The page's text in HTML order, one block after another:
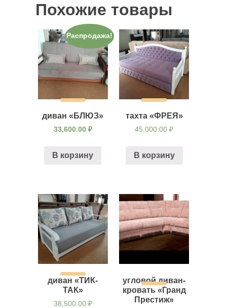
Похожие товары
Распродажа!
диван «БЛЮЗ»
33,600.00 ₽
В корзину
тахта «ФРЕЯ»
45,000.00₽
В корзину
диван «ТИК-
ТАК»
38,500.00 ₽
угловой диван-
кровать «Гранд
Престиж»